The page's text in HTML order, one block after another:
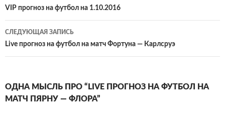
по
записям
VIP прогноз на футбол на 1.10.2016
СЛЕДУЮЩАЯ ЗАПИСЬ
Live прогноз на футбол на матч Фортуна — Карлсруэ
ОДНА МЫСЛЬ ПРО “LIVE ПРОГНОЗ НА ФУТБОЛ НА
МАТЧ ПЯРНУ — ФЛОРА”